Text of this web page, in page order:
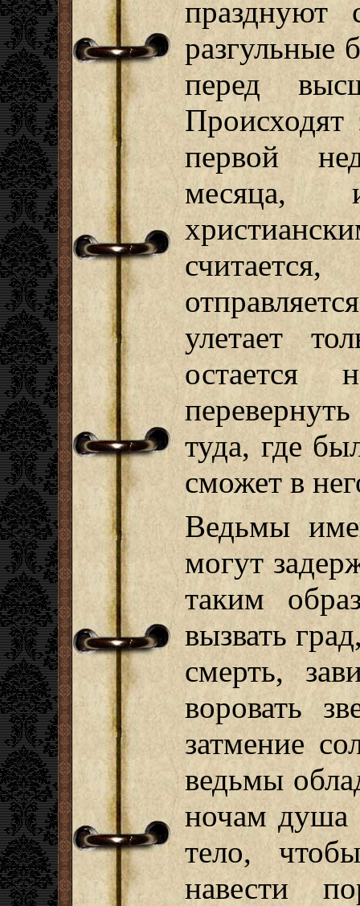
празднуют
разгульные
перед
первой
месяца,
улетает
туда, где
сможет в
Ведьмы
могут
таким
вызвать
смерть,
воровать
затмение
ведьмы
ночам душа
тело,
навести